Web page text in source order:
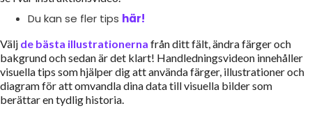
Du kan se fler tips här!
Välj de bästa illustrationerna från ditt fält, ändra färger och
bakgrund och sedan är det klart! Handledningsvideon innehåller
visuella tips som hjälper dig att använda färger, illustrationer och
diagram för att omvandla dina data till visuella bilder som
berättar en tydlig historia.